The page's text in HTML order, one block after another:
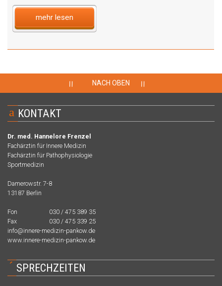
mehr lesen
NACH OBEN
= =
a KONTAKT
Dr. med. Hannelore Frenzel
Fachärztin für Innere Medizin
Fachärztin für Pathophysiologie
Sportmedizin
Damerowstr. 7-8
13187 Berlin
Fon
030 / 475 389 35
Fax
030 / 475 339 25
info@innere-medizin-pankow.de
www.innere-medizin-pankow.de
´ SPRECHZEITEN